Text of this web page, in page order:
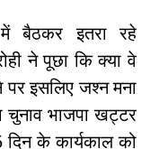
बैठकर इतरा रहे
ने पूछा कि क्या वे
पर इसलिए जश्न मना
भाजपा खट्टर
के कार्यकाल को